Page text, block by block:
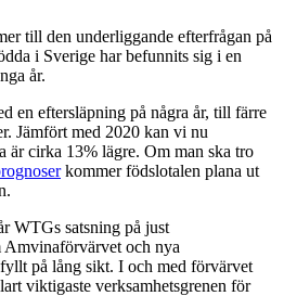
till den underliggande efterfrågan på
i Sverige har befunnits sig i en
år.
en eftersläpning på några år, till färre
Jämfört med 2020 kan vi nu
är cirka 13% lägre. Om man ska tro
kommer födslotalen plana ut
WTGs satsning på just
Amvinaförvärvet och nya
på lång sikt. I och med förvärvet
viktigaste verksamhetsgrenen för